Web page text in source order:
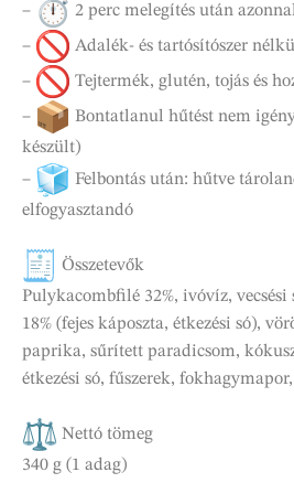
–
2 perc melegítés után
–
Adalék- és tartósítószer
–
Tejtermék, glutén, tojás és
–
Bontatlanul hűtést nem
készült)
–
Felbontás után: hűtve
elfogyasztandó
Összetevők
Pulykacombfilé 32%, ivóvíz,
18% (fejes káposzta, étkezési só),
paprika, sűrített paradicsom,
étkezési só, fűszerek,
Nettó tömeg
340 g (1 adag)